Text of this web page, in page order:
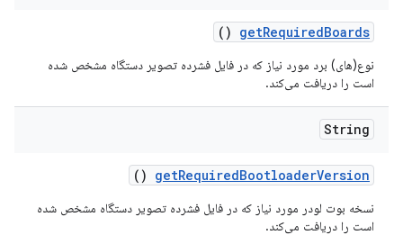
getRequiredBoards
()
نوع(های) برد مورد نیاز که در فایل فشرده تصویر دستگاه مشخص شده
است را دریافت می‌کند.
String
getRequiredBootloaderVersion
()
نسخه بوت لودر مورد نیاز که در فایل فشرده تصویر دستگاه مشخص شده
است را دریافت می‌کند.